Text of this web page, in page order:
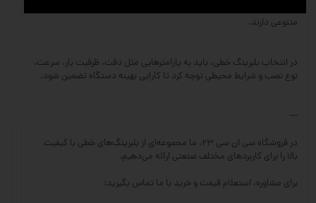
متنوعی دارند.
در انتخاب بلبرینگ خطی، باید به پارامترهایی مثل دقت، ظرفیت بار، سرعت،
نوع نصب و شرایط محیطی توجه کرد تا کارایی بهینه دستگاه تضمین شود.
---
در فروشگاه سی ان سی ۲۳، ما مجموعه‌ای از بلبرینگ‌های خطی با کیفیت
بالا را برای کاربردهای مختلف صنعتی ارائه می‌دهیم.
برای مشاوره، استعلام قیمت و خرید با ما تماس بگیرید: